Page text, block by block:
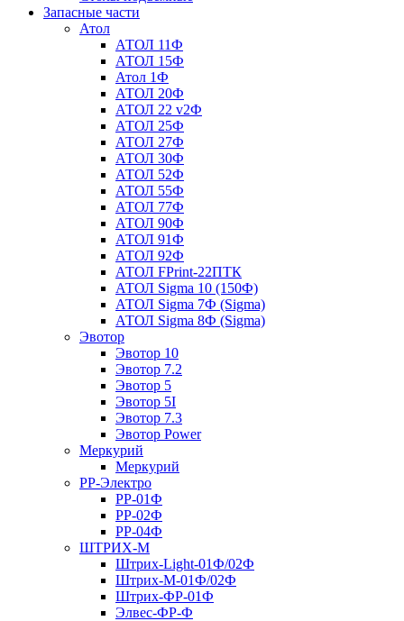
Запасные части
Атол
АТОЛ 11Ф
АТОЛ 15Ф
Атол 1Ф
АТОЛ 20Ф
АТОЛ 22 v2Ф
АТОЛ 25Ф
АТОЛ 27Ф
АТОЛ 30Ф
АТОЛ 52Ф
АТОЛ 55Ф
АТОЛ 77Ф
АТОЛ 90Ф
АТОЛ 91Ф
АТОЛ 92Ф
АТОЛ FPrint-22ПТК
АТОЛ Sigma 10 (150Ф)
АТОЛ Sigma 7Ф (Sigma)
АТОЛ Sigma 8Ф (Sigma)
Эвотор
Эвотор 10
Эвотор 7.2
Эвотор 5
Эвотор 5I
Эвотор 7.3
Эвотор Power
Меркурий
Меркурий
РР-Электро
РР-01Ф
РР-02Ф
РР-04Ф
ШТРИХ-М
Штрих-Light-01Ф/02Ф
Штрих-М-01Ф/02Ф
Штрих-ФР-01Ф
Элвес-ФР-Ф